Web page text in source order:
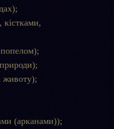
кістками,
животу);
(арканами));